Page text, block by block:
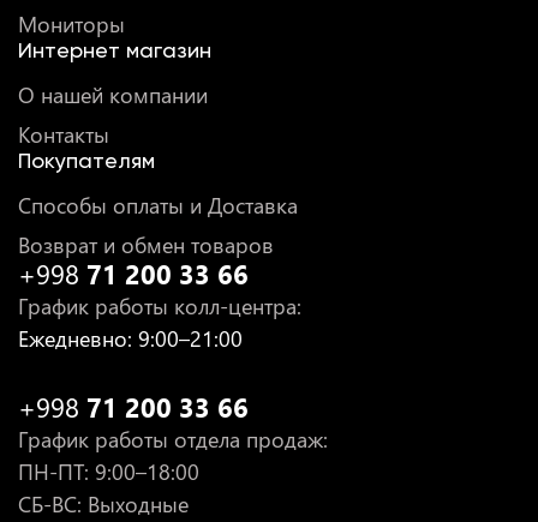
Мониторы
Интернет магазин
О нашей компании
Контакты
Покупателям
Способы оплаты и Доставка
Возврат и обмен товаров
+998 71 200 33 66
График работы колл-центра:
Ежедневно: 9:00–21:00
+998 71 200 33 66
График работы отдела продаж:
ПН-ПТ: 9:00–18:00
СБ-ВС: Выходные